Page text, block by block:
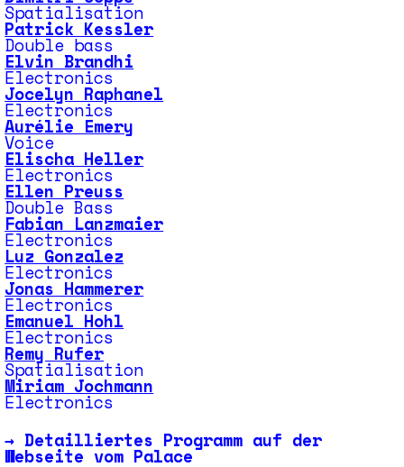
Spatialisation
Patrick Kessler
Double bass
Elvin Brandhi
Electronics
Jocelyn Raphanel
Electronics
Aurélie Emery
Voice
Elischa Heller
Electronics
Ellen Preuss
Double Bass
Fabian Lanzmaier
Electronics
Luz Gonzalez
Electronics
Jonas Hammerer
Electronics
Emanuel Hohl
Electronics
Remy Rufer
Spatialisation
Miriam Jochmann
Electronics
→ Detailliertes Programm auf der
Webseite vom Palace